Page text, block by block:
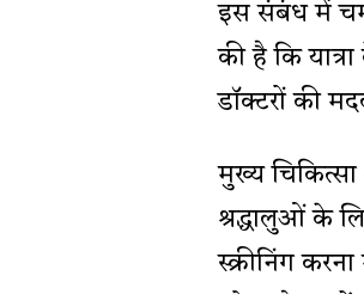
इस संबंध में
की है कि
डॉक्टरों की
मुख्य चिकित्सा
श्रद्धालुओं के
स्क्रीनिंग